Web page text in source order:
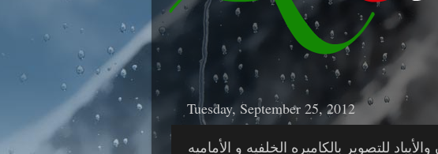
Tuesday, September 25, 2012
للتصوير بالكاميره الخلفيه و الأماميه